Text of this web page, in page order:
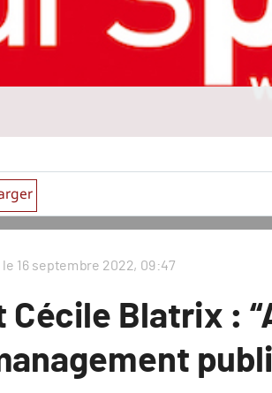
16 septembre 2022, 09:47
Cécile Blatrix : “